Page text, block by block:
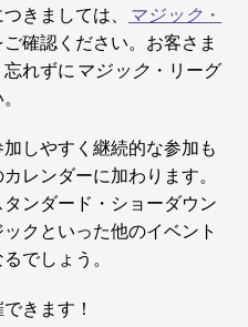
きましては、
マジック ・
ご確認ください。お客さま
れずにマジック ・リーグ
しやすく継続的な参加も
レンダーに加わります。
ンダード・ショーダウン
クといった他のイベント
でしょう。
きます！